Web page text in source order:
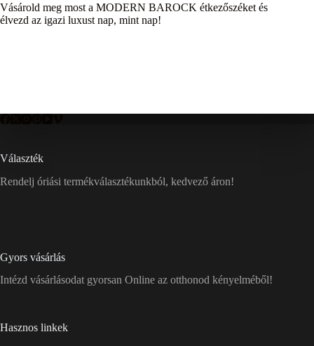
Vásárold meg most a MODERN BAROCK étkezőszéket és
élvezd az igazi luxust nap, mint nap!
Választék
Rendelj óriási termékválasztékunkból, kedvező áron!
Gyors vásárlás
Intézd vásárlásodat gyorsan Online az otthonod kényelméből!
Hasznos linkek